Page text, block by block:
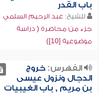
باب القدر
للشيخ: عبد الرحيم السلمي
جزء من محاضرة ( دراسة
موضوعية [10])
الفهرس:خروج
الدجال ونزول عيسى
بن مريم , باب الغيبيات